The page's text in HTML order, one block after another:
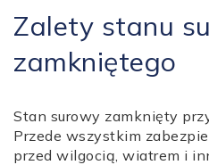
Zalety stanu
zamkniętego
Stan surowy zamknięty
Przede wszystkim
przed wilgocią, wiatrem i